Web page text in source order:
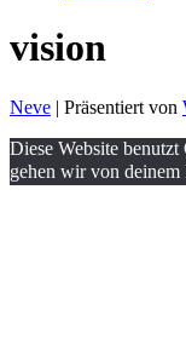
vision
Neve | Präsentiert von
Diese Website
gehen wir von deinem